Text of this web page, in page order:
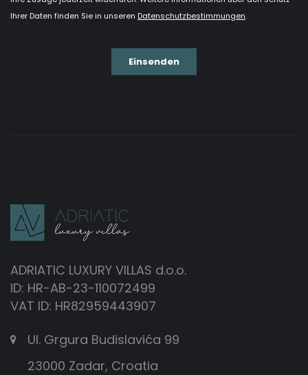
ADRIATIC LUXURY VILLAS d.o.o.
ID: HR-AB-23-110072499
VAT ID: HR82959443907
Ul. Grgura Budislavića 99
23000 Zadar, Croatia